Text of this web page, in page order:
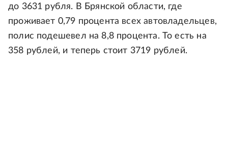
до 3631 рубля. В Брянской области, где
проживает 0,79 процента всех автовладельцев,
полис подешевел на 8,8 процента. То есть на
358 рублей, и теперь стоит 3719 рублей.